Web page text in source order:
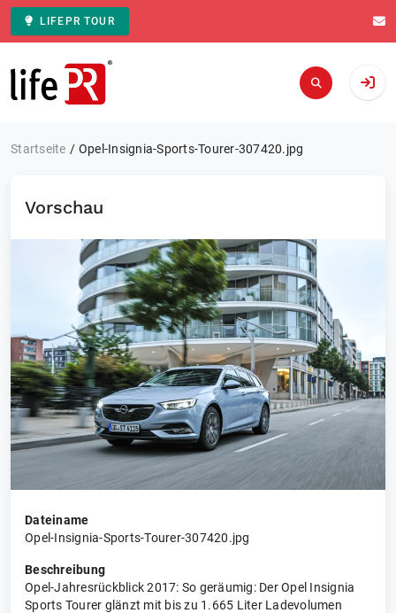
LIFEPR TOUR
Zur Startseite
Startseite Opel-Insignia-Sports-Tourer-307420.jpg
Vorschau
Dateiname
Opel-Insignia-Sports-Tourer-307420.jpg
Beschreibung
Opel-Jahresrückblick 2017: So geräumig: Der Opel Insignia
Sports Tourer glänzt mit bis zu 1.665 Liter Ladevolumen